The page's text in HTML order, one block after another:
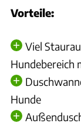
Vorteile:
Viel
Hundebereich
Hunde